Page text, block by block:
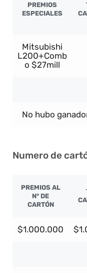
PREMIOS
ESPECIALES
Mitsubishi
L200+Comb
o $27mill
No hubo
Numero de
PREMIOS AL
N° DE
CARTÓN
$1.000.000